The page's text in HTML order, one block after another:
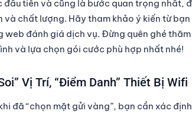
đầu tiên và cũng là bước quan trọng nhất,
và chất lượng. Hãy tham khảo ý kiến từ
web đánh giá dịch vụ. Đừng quên ghé
và lựa chọn gói cước phù hợp nhất nhé!
Vị Trí, “Điểm Danh” Thiết Bị Wifi
đã “chọn mặt gửi vàng”, bạn cần xác